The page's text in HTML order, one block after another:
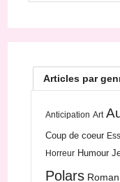
Articles par
Anticipation Art
Coup de coeur
Horreur Humour
Polars